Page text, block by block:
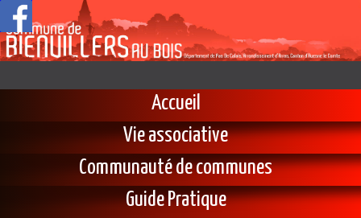
Accueil
Vie associative
Communauté de communes
Guide Pratique